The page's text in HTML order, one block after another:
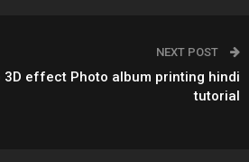
NEXT POST
3D effect Photo album printing hindi
tutorial